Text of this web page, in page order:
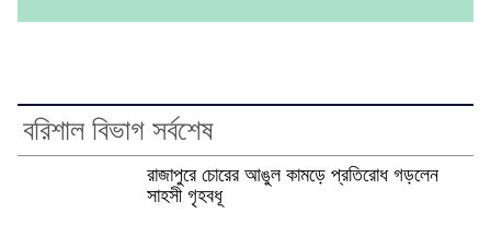
বরিশাল বিভাগ সর্বশেষ
রাজাপুরে চোরের আঙুল কামড়ে প্রতিরোধ গড়লেন
সাহসী গৃহবধূ